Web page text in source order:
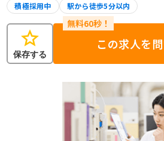
積極採用中 駅から徒歩5分以内
star
保存する
この求人を